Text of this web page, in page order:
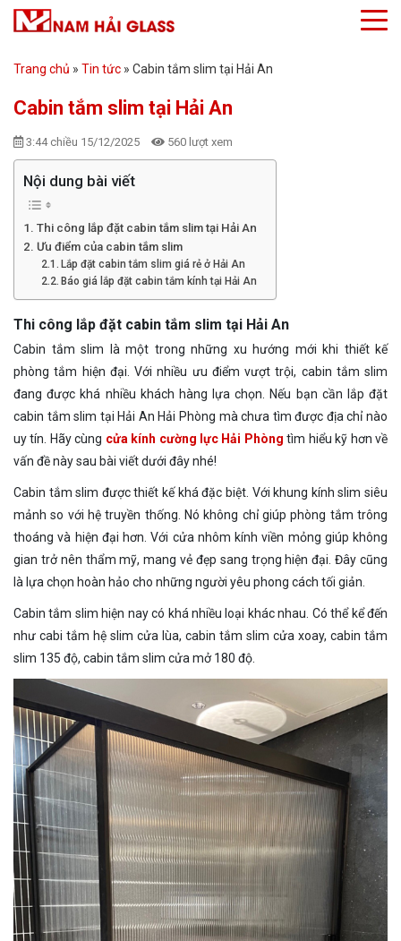
Trang chủ » Tin tức » Cabin tắm slim tại Hải An
Cabin tắm slim tại Hải An
3:44 chiều 15/12/2025 560 lượt xem
Nội dung bài viết
Thi công lắp đặt cabin tắm slim tại Hải An
Ưu điểm của cabin tắm slim
Lắp đặt cabin tắm slim giá rẻ ở Hải An
Báo giá lắp đặt cabin tắm kính tại Hải An
Thi công lắp đặt cabin tắm slim tại Hải An
Cabin tắm slim là một trong những xu hướng mới khi thiết kế
phòng tắm hiện đại. Với nhiều ưu điểm vượt trội, cabin tắm slim
đang được khá nhiều khách hàng lựa chọn. Nếu bạn cần lắp đặt
cabin tắm slim tại Hải An Hải Phòng mà chưa tìm được địa chỉ nào
uy tín. Hãy cùng cửa kính cường lực Hải Phòng tìm hiểu kỹ hơn về
vấn đề này sau bài viết dưới đây nhé!
Cabin tắm slim được thiết kế khá đặc biệt. Với khung kính slim siêu
mảnh so với hệ truyền thống. Nó không chỉ giúp phòng tắm trông
thoáng và hiện đại hơn. Với cửa nhôm kính viền mỏng giúp không
gian trở nên thẩm mỹ, mang vẻ đẹp sang trọng hiện đại. Đây cũng
là lựa chọn hoàn hảo cho những người yêu phong cách tối giản.
Cabin tắm slim hiện nay có khá nhiều loại khác nhau. Có thể kể đến
như cabi tắm hệ slim cửa lùa, cabin tắm slim cửa xoay, cabin tắm
slim 135 độ, cabin tắm slim cửa mở 180 độ.